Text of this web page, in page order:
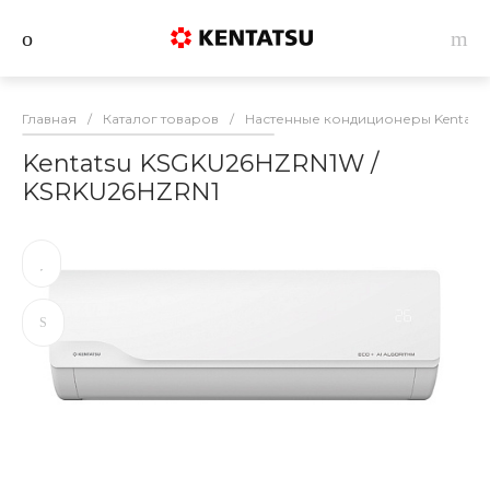
Главная / Каталог товаров / Настенные кондиционеры Kentatsu
Kentatsu KSGKU26HZRN1W /
KSRKU26HZRN1